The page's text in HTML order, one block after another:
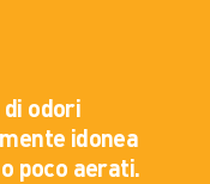
odori
idonea
poco aerati.